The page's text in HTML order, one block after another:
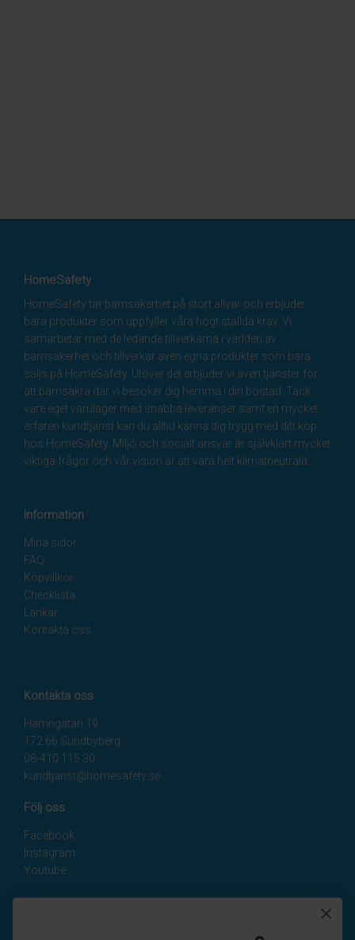
HomeSafety
HomeSafety tar barnsäkerhet på stort allvar och erbjuder
bara produkter som uppfyller våra högt ställda krav. Vi
samarbetar med de ledande tillverkarna i världen av
barnsäkerhet och tillverkar även egna produkter som bara
säljs på HomeSafety. Utöver det erbjuder vi även tjänster för
att barnsäkra där vi besöker dig hemma i din bostad. Tack
vare eget varulager med snabba leveranser samt en mycket
erfaren kundtjänst kan du alltid känna dig trygg med ditt köp
hos HomeSafety. Miljö och socialt ansvar är självklart mycket
viktiga frågor och vår vision är att vara helt klimatneutrala.
Information
Mina sidor
FAQ
Köpvillkor
Checklista
Länkar
Kontakta oss
Kontakta oss
Hamngatan 19
172 66 Sundbyberg
08-410 115 30
kundtjanst@homesafety.se
Följ oss
Facebook
Instagram
Youtube